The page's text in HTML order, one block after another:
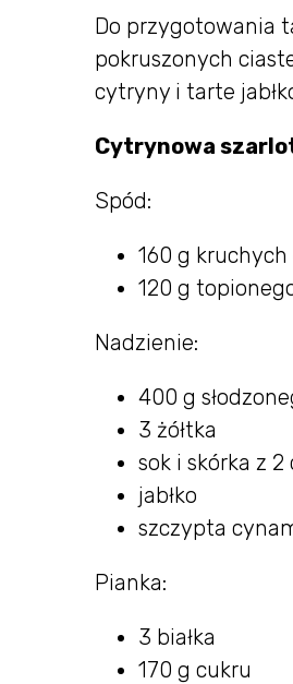
Do przygotowania
pokruszonych
cytryny i tarte
Cytrynowa
Spód:
160 g
120 g
Nadzienie:
400 g
3 żółtka
sok i skórka z
jabłko
szczypta
Pianka:
3 białka
170 g cukru